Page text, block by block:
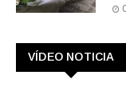
VÍDEO NOTICIA